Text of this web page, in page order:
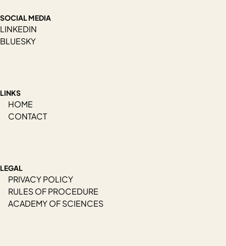
SOCIAL MEDIA
LINKEDIN
BLUESKY
LINKS
HOME
CONTACT
LEGAL
PRIVACY POLICY
RULES OF PROCEDURE
ACADEMY OF SCIENCES